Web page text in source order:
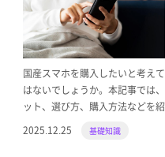
国産スマホを購入したいと考え
はないでしょうか。本記事では
ット、選び方、購入方法などを紹
2025.12.25
基礎知識